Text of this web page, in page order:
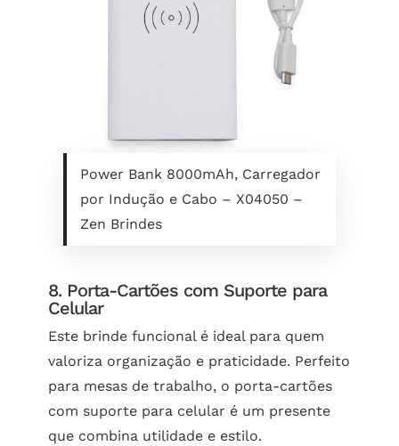
Power Bank 8000mAh, Carregador
por Indução e Cabo – X04050 –
Zen Brindes
8. Porta-Cartões com Suporte para
Celular
Este brinde funcional é ideal para quem
valoriza organização e praticidade. Perfeito
para mesas de trabalho, o porta-cartões
com suporte para celular é um presente
que combina utilidade e estilo.